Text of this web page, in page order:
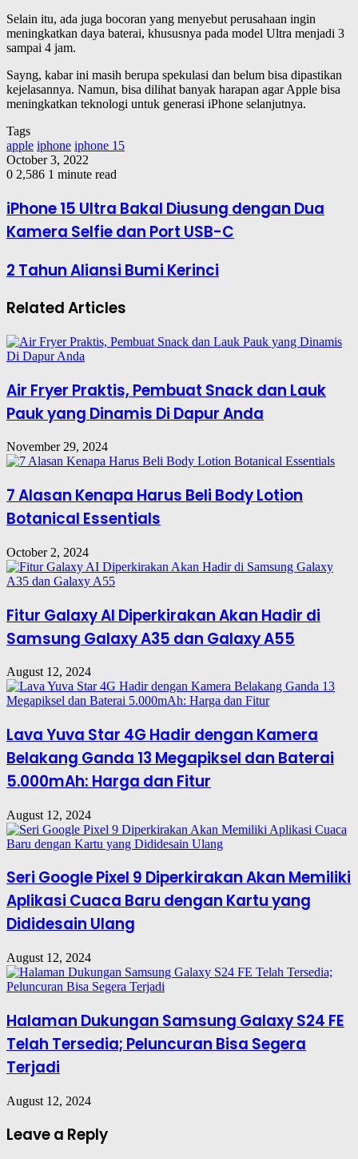
Selain itu, ada juga bocoran yang menyebut perusahaan ingin
meningkatkan daya baterai, khususnya pada model Ultra menjadi 3
sampai 4 jam.
Sayng, kabar ini masih berupa spekulasi dan belum bisa dipastikan
kejelasannya. Namun, bisa dilihat banyak harapan agar Apple bisa
meningkatkan teknologi untuk generasi iPhone selanjutnya.
Tags
apple iphone iphone 15
October 3, 2022
0 2,586 1 minute read
iPhone 15 Ultra Bakal Diusung dengan Dua
Kamera Selfie dan Port USB-C
2 Tahun Aliansi Bumi Kerinci
Related Articles
Air Fryer Praktis, Pembuat Snack dan Lauk
Pauk yang Dinamis Di Dapur Anda
November 29, 2024
7 Alasan Kenapa Harus Beli Body Lotion
Botanical Essentials
October 2, 2024
Fitur Galaxy AI Diperkirakan Akan Hadir di
Samsung Galaxy A35 dan Galaxy A55
August 12, 2024
Lava Yuva Star 4G Hadir dengan Kamera
Belakang Ganda 13 Megapiksel dan Baterai
5.000mAh: Harga dan Fitur
August 12, 2024
Seri Google Pixel 9 Diperkirakan Akan Memiliki
Aplikasi Cuaca Baru dengan Kartu yang
Dididesain Ulang
August 12, 2024
Halaman Dukungan Samsung Galaxy S24 FE
Telah Tersedia; Peluncuran Bisa Segera
Terjadi
August 12, 2024
Leave a Reply